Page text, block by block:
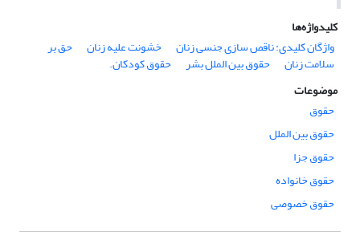
کلیدواژه‌ها
واژگان کلیدی: ناقص سازی جنسی زنان
خشونت علیه زنان حق بر
سلامت زنان حقوق بین الملل بشر
حقوق کودکان.
موضوعات
حقوق
حقوق بین الملل
حقوق جزا
حقوق خانواده
حقوق خصوصی